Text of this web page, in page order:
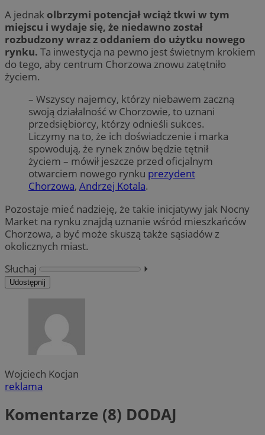
A jednak olbrzymi potencjał wciąż tkwi w tym
miejscu i wydaje się, że niedawno został
rozbudzony wraz z oddaniem do użytku nowego
rynku. Ta inwestycja na pewno jest świetnym krokiem
do tego, aby centrum Chorzowa znowu zatętniło
życiem.
– Wszyscy najemcy, którzy niebawem zaczną
swoją działalność w Chorzowie, to uznani
przedsiębiorcy, którzy odnieśli sukces.
Liczymy na to, że ich doświadczenie i marka
spowodują, że rynek znów będzie tętnił
życiem – mówił jeszcze przed oficjalnym
otwarciem nowego rynku prezydent
Chorzowa, Andrzej Kotala.
Pozostaje mieć nadzieję, że takie inicjatywy jak Nocny
Market na rynku znajdą uznanie wśród mieszkańców
Chorzowa, a być może skuszą także sąsiadów z
okolicznych miast.
Słuchaj
⏵︎
Udostępnij
Wojciech Kocjan
reklama
Komentarze (8) DODAJ